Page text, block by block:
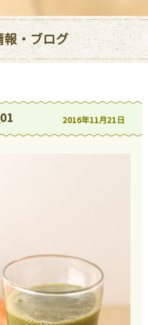
報・ブログ
2016年11月21日